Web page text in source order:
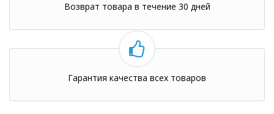
Возврат товара в течение 30 дней
Гарантия качества всех товаров